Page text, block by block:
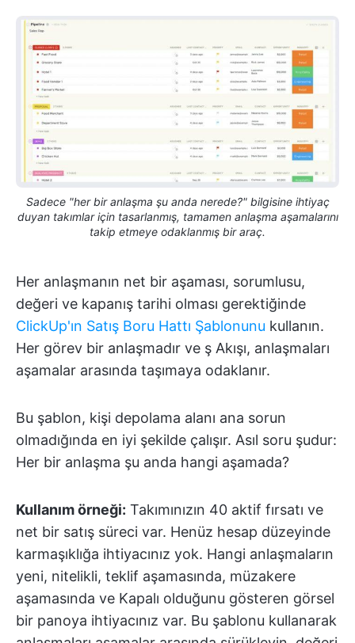
Sadece "her bir anlaşma şu anda nerede?" bilgisine ihtiyaç
duyan takımlar için tasarlanmış, tamamen anlaşma aşamalarını
takip etmeye odaklanmış bir araç.
Her anlaşmanın net bir aşaması, sorumlusu,
değeri ve kapanış tarihi olması gerektiğinde
ClickUp'ın Satış Boru Hattı Şablonunu kullanın.
Her görev bir anlaşmadır ve ş Akışı, anlaşmaları
aşamalar arasında taşımaya odaklanır.
Bu şablon, kişi depolama alanı ana sorun
olmadığında en iyi şekilde çalışır. Asıl soru şudur:
Her bir anlaşma şu anda hangi aşamada?
Kullanım örneği: Takımınızın 40 aktif fırsatı ve
net bir satış süreci var. Henüz hesap düzeyinde
karmaşıklığa ihtiyacınız yok. Hangi anlaşmaların
yeni, nitelikli, teklif aşamasında, müzakere
aşamasında ve Kapalı olduğunu gösteren görsel
bir panoya ihtiyacınız var. Bu şablonu kullanarak